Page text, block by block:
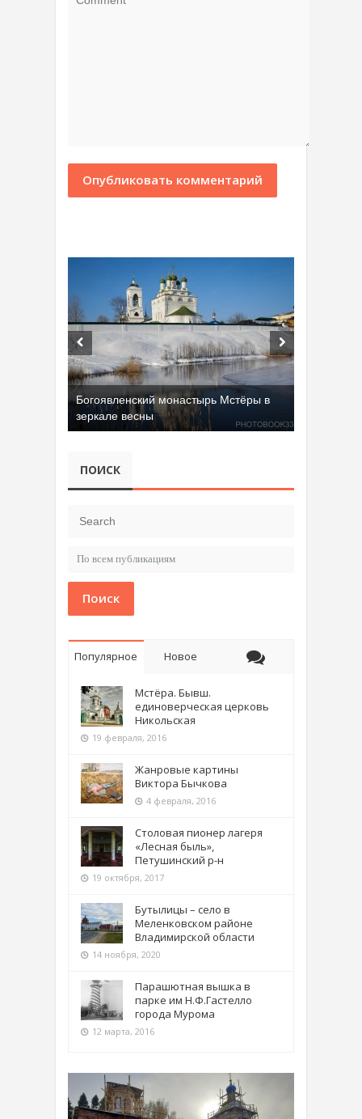
Богоявленский монастырь Мстёры в
зеркале весны
ПОИСК
Поиск
Популярное Новое
Мстёра. Бывш.
единоверческая церковь
Никольская
19 февраля, 2016
Жанровые картины
Виктора Бычкова
4 февраля, 2016
Столовая пионер лагеря
«Лесная быль»,
Петушинский р-н
19 октября, 2017
Бутылицы – село в
Меленковском районе
Владимирской области
14 ноября, 2020
Парашютная вышка в
парке им Н.Ф.Гастелло
города Мурома
12 марта, 2016